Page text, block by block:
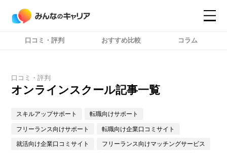
口コミ・評判 おすすめ比較 コラム
口コミ・評判
オンラインスクール記事一覧
スキルアップサポート 転職向けサポート
フリーランス向けサポート 転職向け企業口コミサイト
就活向け企業口コミサイト フリーランス向けマッチングサービス